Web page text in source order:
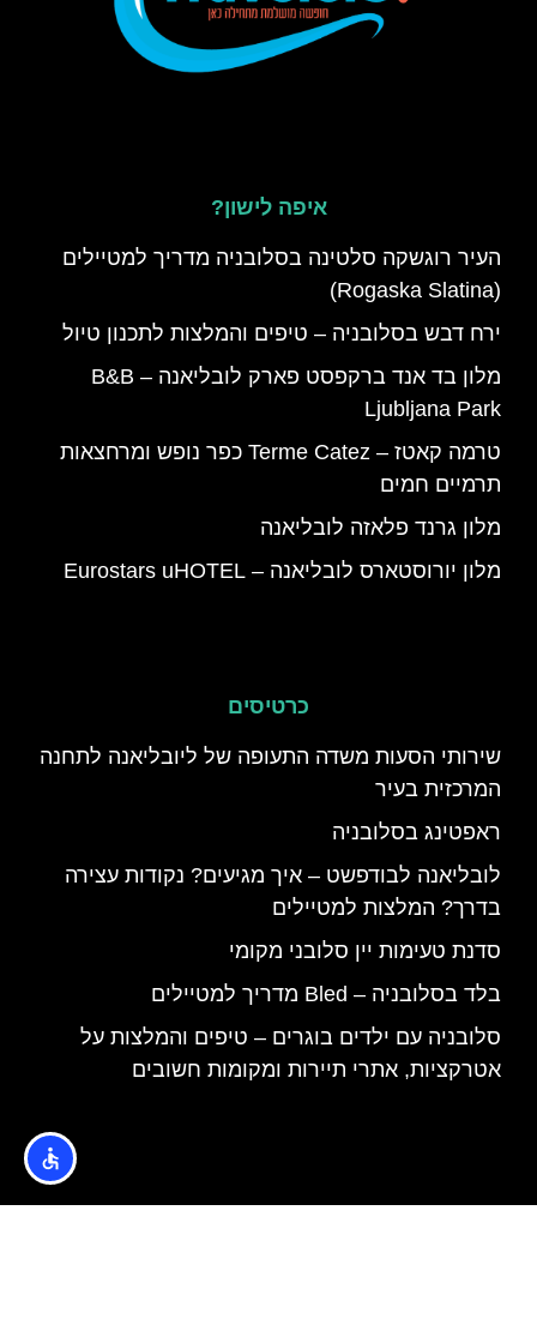
איפה לישון?
העיר רוגשקה סלטינה בסלובניה מדריך למטיילים
(Rogaska Slatina)
ירח דבש בסלובניה – טיפים והמלצות לתכנון טיול
מלון בד אנד ברקפסט פארק לובליאנה – B&B
Ljubljana Park
טרמה קאטז – Terme Catez כפר נופש ומרחצאות
תרמיים חמים
מלון גרנד פלאזה לובליאנה
מלון יורוסטארס לובליאנה – Eurostars uHOTEL
כרטיסים
שירותי הסעות משדה התעופה של ליובליאנה לתחנה
המרכזית בעיר
ראפטינג בסלובניה
לובליאנה לבודפשט – איך מגיעים? נקודות עצירה
בדרך? המלצות למטיילים
סדנת טעימות יין סלובני מקומי
בלד בסלובניה – Bled מדריך למטיילים
סלובניה עם ילדים בוגרים – טיפים והמלצות על
אטרקציות, אתרי תיירות ומקומות חשובים